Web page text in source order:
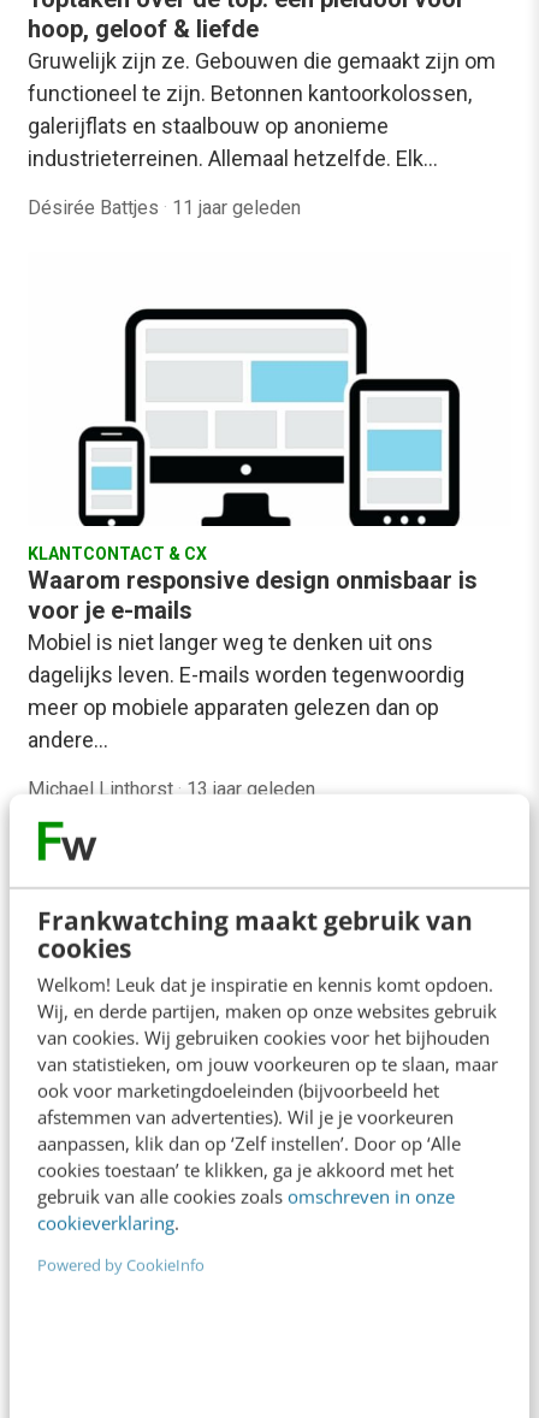
Frankwatching maakt gebruik van
cookies
Welkom! Leuk dat je inspiratie en kennis komt opdoen.
Wij, en derde partijen, maken op onze websites gebruik
van cookies. Wij gebruiken cookies voor het bijhouden
van statistieken, om jouw voorkeuren op te slaan, maar
ook voor marketingdoeleinden (bijvoorbeeld het
afstemmen van advertenties). Wil je je voorkeuren
aanpassen, klik dan op ‘Zelf instellen’. Door op ‘Alle
cookies toestaan’ te klikken, ga je akkoord met het
gebruik van alle cookies zoals omschreven in onze
cookieverklaring.
Powered by CookieInfo
hoop, geloof & liefde
Gruwelijk zijn ze. Gebouwen die gemaakt zijn om
functioneel te zijn. Betonnen kantoorkolossen,
galerijflats en staalbouw op anonieme
industrieterreinen. Allemaal hetzelfde. Elk…
Désirée Battjes · 11 jaar geleden
KLANTCONTACT & CX
Waarom responsive design onmisbaar is
voor je e-mails
Mobiel is niet langer weg te denken uit ons
dagelijks leven. E-mails worden tegenwoordig
meer op mobiele apparaten gelezen dan op
andere…
Michael Linthorst · 13 jaar geleden
Van online strategie naar succesvolle
acties: zo ga je van start
In het ingewikkelde online spectrum van ontelbare
websites, social media, themaspecifieke fora,